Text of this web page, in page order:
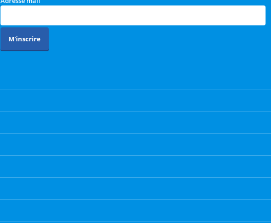
M'inscrire